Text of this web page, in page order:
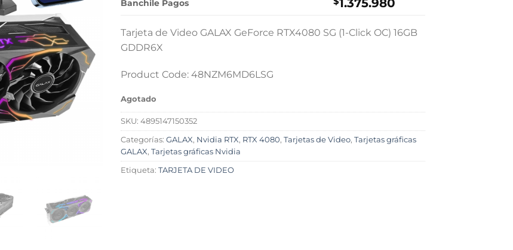
Banchile Pagos
Tarjeta de Video GALAX GeForce RTX4080 SG (1-Click OC) 16GB
GDDR6X
Product Code: 48NZM6MD6LSG
Agotado
SKU: 4895147150352
Categorías: GALAX, Nvidia RTX, RTX 4080, Tarjetas de Video, Tarjetas gráficas
GALAX, Tarjetas gráficas Nvidia
Etiqueta: TARJETA DE VIDEO